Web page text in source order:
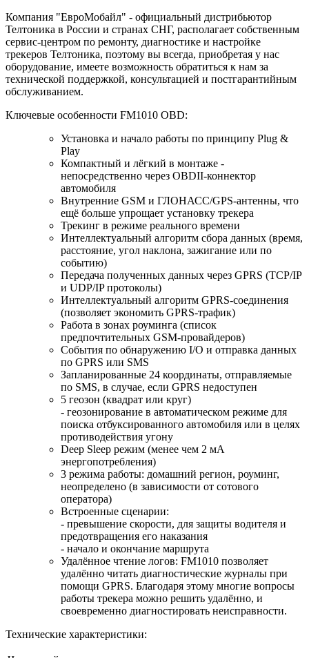
Компания "ЕвроМобайл" - официальный дистрибьютор
Телтоника в России и странах СНГ, располагает собственным
сервис-центром по ремонту, диагностике и настройке
трекеров Телтоника, поэтому вы всегда, приобретая у нас
оборудование, имеете возможность обратиться к нам за
технической поддержкой, консультацией и постгарантийным
обслуживанием.
Ключевые особенности FM1010 OBD:
Установка и начало работы по принципу Plug &
Play
Компактный и лёгкий в монтаже -
непосредственно через OBDII-коннектор
автомобиля
Внутренние GSM и ГЛОНАСС/GPS-антенны, что
ещё больше упрощает установку трекера
Трекинг в режиме реального времени
Интеллектуальный алгоритм сбора данных (время,
расстояние, угол наклона, зажигание или по
событию)
Передача полученных данных через GPRS (TCP/IP
и UDP/IP протоколы)
Интеллектуальный алгоритм GPRS-соединения
(позволяет экономить GPRS-трафик)
Работа в зонах роуминга (список
предпочтительных GSM-провайдеров)
События по обнаружению I/O и отправка данных
по GPRS или SMS
Запланированные 24 координаты, отправляемые
по SMS, в случае, если GPRS недоступен
5 геозон (квадрат или круг)
- геозонирование в автоматическом режиме для
поиска отбуксированного автомобиля или в целях
противодействия угону
Deep Sleep режим (менее чем 2 мА
энергопотребления)
3 режима работы: домашний регион, роуминг,
неопределено (в зависимости от сотового
оператора)
Встроенные сценарии:
- превышение скорости, для защиты водителя и
предотвращения его наказания
- начало и окончание маршрута
Удалённое чтение логов: FM1010 позволяет
удалённо читать диагностические журналы при
помощи GPRS. Благодаря этому многие вопросы
работы трекера можно решить удалённо, и
своевременно диагностировать неисправности.
Технические характеристики: